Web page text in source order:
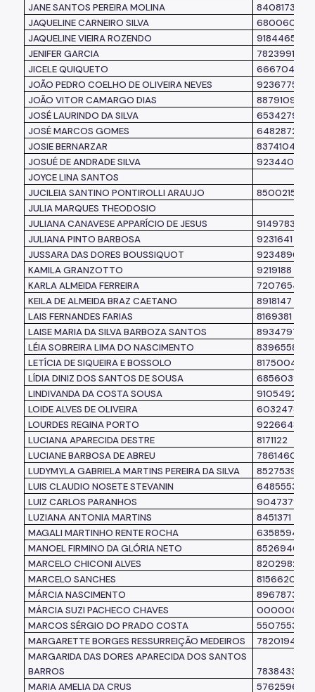
JANE SANTOS PEREIRA MOLINA
8408173
JAQUELINE CARNEIRO SILVA
6800602
JAQUELINE VIEIRA ROZENDO
9184465
JENIFER GARCIA
7823991
JICELE QUIQUETO
6667040
JOÃO PEDRO COELHO DE OLIVEIRA NEVES
9236775
JOÃO VITOR CAMARGO DIAS
8879109
JOSÉ LAURINDO DA SILVA
6534279
JOSÉ MARCOS GOMES
6482872
JOSIE BERNARZAR
8374104
JOSUÉ DE ANDRADE SILVA
9234403
JOYCE LINA SANTOS
JUCILEIA SANTINO PONTIROLLI ARAUJO
8500215
JULIA MARQUES THEODOSIO
JULIANA CANAVESE APPARÍCIO DE JESUS
9149783
JULIANA PINTO BARBOSA
9231641
JUSSARA DAS DORES BOUSSIQUOT
9234896
KAMILA GRANZOTTO
9219188
KARLA ALMEIDA FERREIRA
7207654
KEILA DE ALMEIDA BRAZ CAETANO
8918147
LAIS FERNANDES FARIAS
8169381
LAISE MARIA DA SILVA BARBOZA SANTOS
8934797
LÉIA SOBREIRA LIMA DO NASCIMENTO
8396558
LETÍCIA DE SIQUEIRA E BOSSOLO
8175004
LÍDIA DINIZ DOS SANTOS DE SOUSA
6856039
LINDIVANDA DA COSTA SOUSA
9105492
LOIDE ALVES DE OLIVEIRA
6032478
LOURDES REGINA PORTO
9226648
LUCIANA APARECIDA DESTRE
8171122
LUCIANE BARBOSA DE ABREU
7861460
LUDYMYLA GABRIELA MARTINS PEREIRA DA SILVA
8527539
LUIS CLAUDIO NOSETE STEVANIN
6485553
LUIZ CARLOS PARANHOS
9047379
LUZIANA ANTONIA MARTINS
8451371
MAGALI MARTINHO RENTE ROCHA
6358594
MANOEL FIRMINO DA GLÓRIA NETO
8526940
MARCELO CHICONI ALVES
8202982
MARCELO SANCHES
8156620
MÁRCIA NASCIMENTO
8967873
MÁRCIA SUZI PACHECO CHAVES
0000000
MARCOS SÉRGIO DO PRADO COSTA
5507553
MARGARETTE BORGES RESSURREIÇÃO MEDEIROS
7820194
MARGARIDA DAS DORES APARECIDA DOS SANTOS
BARROS
7838433
MARIA AMELIA DA CRUS
5762596